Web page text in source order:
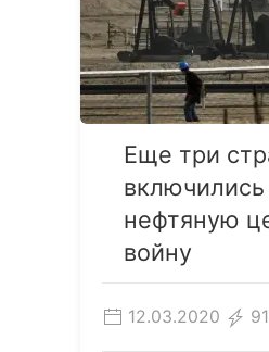
Еще три
включились
нефтяную
войну
12.03.2020